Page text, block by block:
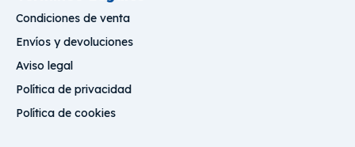
Condiciones de venta
Envíos y devoluciones
Aviso legal
Política de privacidad
Política de cookies